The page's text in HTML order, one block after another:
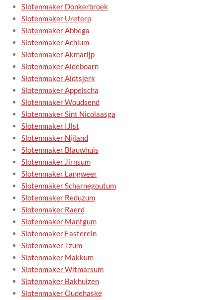
Slotenmaker Donkerbroek
Slotenmaker Ureterp
Slotenmaker Abbega
Slotenmaker Achlum
Slotenmaker Akmarijp
Slotenmaker Aldeboarn
Slotenmaker Aldtsjerk
Slotenmaker Appelscha
Slotenmaker Woudsend
Slotenmaker Sint Nicolaasga
Slotenmaker IJlst
Slotenmaker Nijland
Slotenmaker Blauwhuis
Slotenmaker Jirnsum
Slotenmaker Langweer
Slotenmaker Scharnegoutum
Slotenmaker Reduzum
Slotenmaker Raerd
Slotenmaker Mantgum
Slotenmaker Easterein
Slotenmaker Tzum
Slotenmaker Makkum
Slotenmaker Witmarsum
Slotenmaker Bakhuizen
Slotenmaker Oudehaske